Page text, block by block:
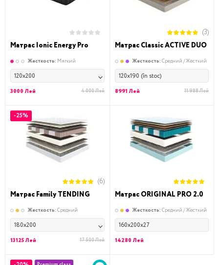
Матрас Ionic Energy Pro
Жесткость: Мягкий
120x200
3000 Лей 4 000 Лей
(3)
Матрас Classic ACTIVE DUO
Жесткость: Средний / Жесткий
120x190 (în stoc)
8991 Лей 11 988 Лей
-25%
(6)
Матрас Family TENDING
Жесткость: Средний
180x200
13125 Лей 17 500 Лей
Матрас ORIGINAL PRO 2.0
Жесткость: Средний / Жесткий
160x200x27
14280 Лей